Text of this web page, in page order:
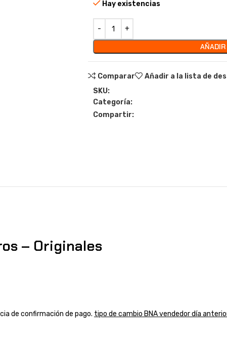
Hay existencias
Comparar
Añadir a la lista de
SKU:
Categoría:
Compartir:
– Originales
de confirmación de pago. tipo de cambio BNA vendedor día